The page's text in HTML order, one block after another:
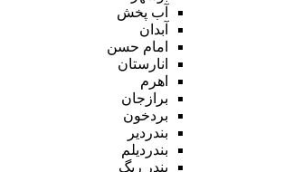
آب پخش
آبدان
امام حسن
انارستان
اهرم
برازجان
بردخون
بندردیر
بندردیلم
بندر ریگ